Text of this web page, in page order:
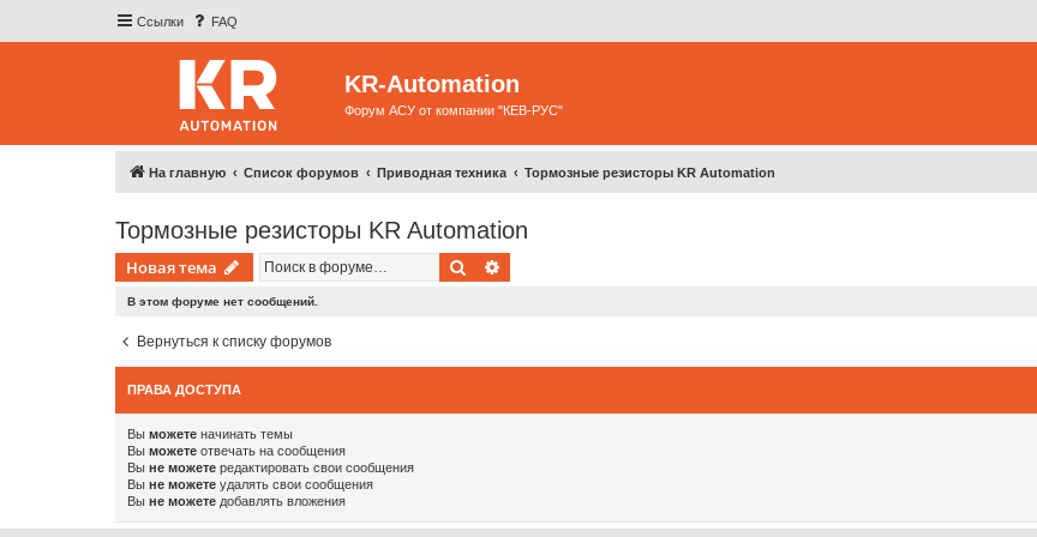
Ссылки FAQ
KR-Automation
Форум АСУ от компании "КЕВ-РУС"
На главную Список форумов Приводная техника Тормозные резисторы KR Automation
Тормозные резисторы KR Automation
Новая тема Поиск
В этом форуме нет сообщений.
Вернуться к списку форумов
ПРАВА ДОСТУПА
Вы можете начинать темы
Вы можете отвечать на сообщения
Вы не можете редактировать свои сообщения
Вы не можете удалять свои сообщения
Вы не можете добавлять вложения